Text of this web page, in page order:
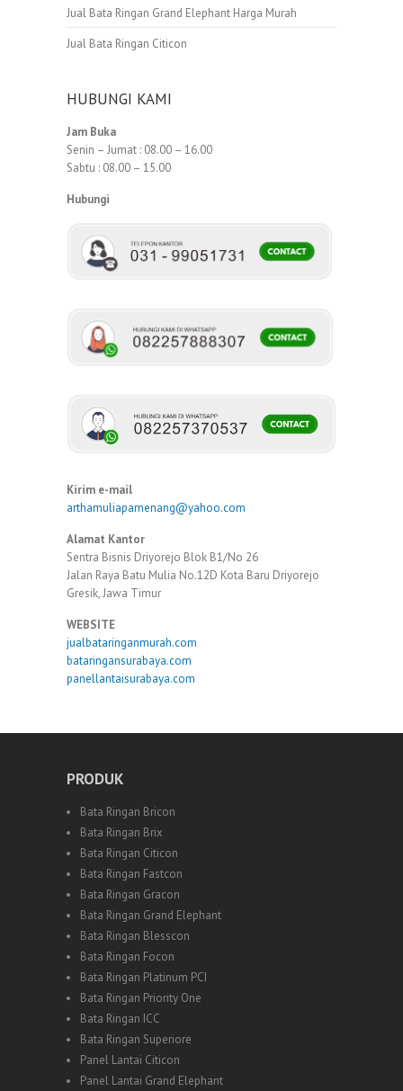
Jual Bata Ringan Grand Elephant Harga Murah
Jual Bata Ringan Citicon
HUBUNGI KAMI
Jam Buka
Senin – Jumat : 08.00 – 16.00
Sabtu : 08.00 – 15.00
Hubungi
Kirim e-mail
arthamuliapamenang@yahoo.com
Alamat Kantor
Sentra Bisnis Driyorejo Blok B1/No 26
Jalan Raya Batu Mulia No.12D Kota Baru Driyorejo
Gresik, Jawa Timur
WEBSITE
jualbataringanmurah.com
bataringansurabaya.com
panellantaisurabaya.com
PRODUK
Bata Ringan Bricon
Bata Ringan Brix
Bata Ringan Citicon
Bata Ringan Fastcon
Bata Ringan Gracon
Bata Ringan Grand Elephant
Bata Ringan Blesscon
Bata Ringan Focon
Bata Ringan Platinum PCI
Bata Ringan Priority One
Bata Ringan ICC
Bata Ringan Superiore
Panel Lantai Citicon
Panel Lantai Grand Elephant